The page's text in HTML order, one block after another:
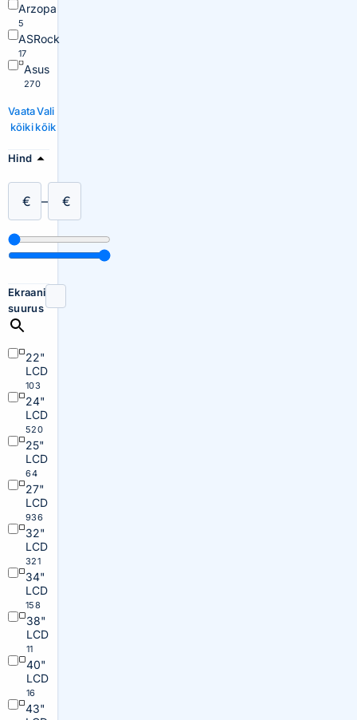
Arzopa
5
ASRock
17
Asus
270
Vaata
kõiki
Vali
kõik
Hind
€ – €
Ekraani
suurus
22"
LCD
103
24"
LCD
520
25"
LCD
64
27"
LCD
936
32"
LCD
321
34"
LCD
158
38"
LCD
11
40"
LCD
16
43"